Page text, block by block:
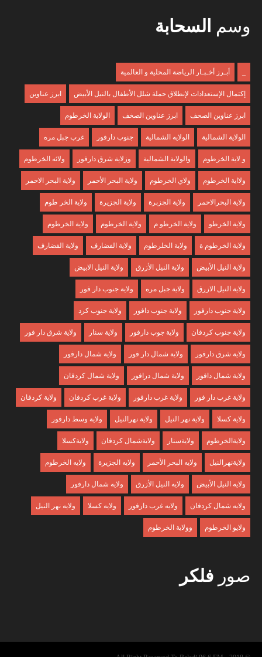
وسم السحابة
أبـرز أخـبـار الرياضة المحلية و العالمية
إكتمال الإستعدادات لإنطلاق حملة شلل الأطفال بالنيل الأبيض ابرز عناوين
ابرز عناوين الصحف ابرز عناوين الصخف الولاية الخرطوم
الولاية الشمالية الولايه الشمالية جنوب دارفور غرب جبل مره
و لاية الخرطوم والولاية الشمالية وزلاية شرق دارفور ولائه الخرطوم
ولااية الخرطوم ولاي الخرطوم ولاية البحر الأحمر ولاية البحر الاحمر
ولاية البحرالاحمر ولاية الجزبرة ولاية الجزيرة ولاية الخر طوم
ولاية الخرطو ولاية الخرطو م ولاية الخرطوم ولاية الخرطوم
ولاية الخرطوم ة ولاية الخلرطوم ولاية الفضارف ولاية القضارف
ولاية النيل الأبيض ولاية النيل الأزرق ولاية النيل الابيض
ولاية النيل الازرق ولاية جبل مره ولاية جنوب دار فور
ولاية جنوب دارفور ولاية جنوب دافور ولاية جنوب كرد
ولاية جنوب كردفان ولاية جوب دارفور ولاية سنار ولاية شرق دار فور
ولاية شرق دارفور ولاية شمال دار فور ولاية شمال دارفور
ولاية شمال دافور ولاية شمال درافور ولاية شمال كردفان
ولاية غرب دار فور ولاية غرب دارفور ولاية غرب كردفان ولاية كردفان
ولاية كسلا ولاية نهر النيل ولاية نهرالنيل ولاية وسط دارفور
ولايةالخرطوم ولايةسنار ولايةشمال كردفان ولايةكسلا
ولايةنهرالنيل ولايه البحر الأحمر ولايه الجزيرة ولايه الخرطوم
ولايه النيل الأبيض ولايه النيل الأزرق ولايه شمال دارفور
ولايه شمال كردفان ولايه غرب دارفور ولايه كسلا ولايه نهر النيل
ولايو الخرطوم وولاية الخرطوم
صور فلكر